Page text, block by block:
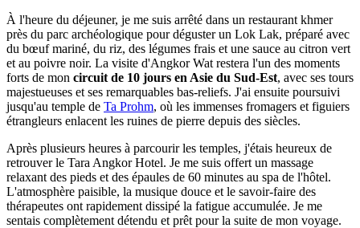
À l'heure du déjeuner, je me suis arrêté dans un restaurant khmer
près du parc archéologique pour déguster un Lok Lak, préparé avec
du bœuf mariné, du riz, des légumes frais et une sauce au citron vert
et au poivre noir. La visite d'Angkor Wat restera l'un des moments
forts de mon circuit de 10 jours en Asie du Sud-Est, avec ses tours
majestueuses et ses remarquables bas-reliefs. J'ai ensuite poursuivi
jusqu'au temple de Ta Prohm, où les immenses fromagers et figuiers
étrangleurs enlacent les ruines de pierre depuis des siècles.
Après plusieurs heures à parcourir les temples, j'étais heureux de
retrouver le Tara Angkor Hotel. Je me suis offert un massage
relaxant des pieds et des épaules de 60 minutes au spa de l'hôtel.
L'atmosphère paisible, la musique douce et le savoir-faire des
thérapeutes ont rapidement dissipé la fatigue accumulée. Je me
sentais complètement détendu et prêt pour la suite de mon voyage.